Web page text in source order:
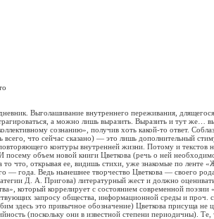
Выголашивание внутреннего переживания,
а можно лишь выразить. Выразить и тут же…
сознанию», получив хоть какой-то ответ.
всего, что сейчас сказано) — это лишь дополнительный
контуры внутренней жизни. Потому и текстов
посему объем новой книги Цветкова (речь о ней
что, открывая ее, видишь стихи, уже знакомые по ленте
— года. Ведь нынешнее творчество Цветкова — своего
Д. А. Пригова) литературный жест и должно
который коррелирует с состоянием современной поэзии
запросу общества, информационной среды и проч.
здесь это привычное обозначение) Цветкова присуща не
(поскольку они в известной степени периодичны).